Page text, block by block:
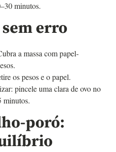
minutos.
erro
a massa com papel-
os pesos e o papel.
pincele uma clara de ovo no
minutos.
poró: